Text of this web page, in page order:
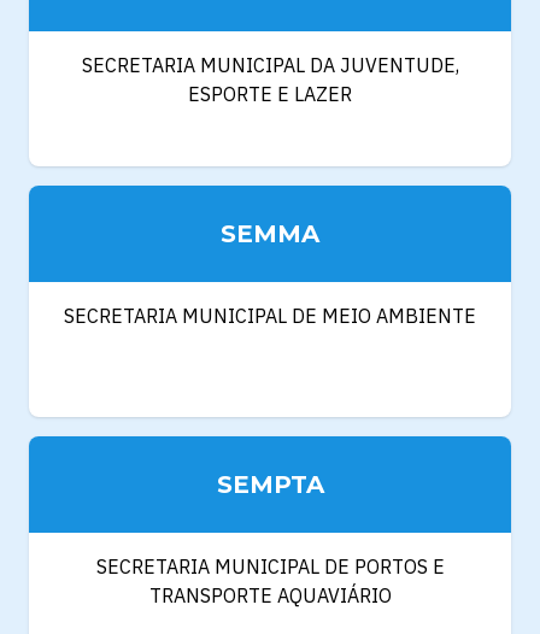
SECRETARIA MUNICIPAL DA JUVENTUDE,
ESPORTE E LAZER
SEMMA
SECRETARIA MUNICIPAL DE MEIO AMBIENTE
SEMPTA
SECRETARIA MUNICIPAL DE PORTOS E
TRANSPORTE AQUAVIÁRIO